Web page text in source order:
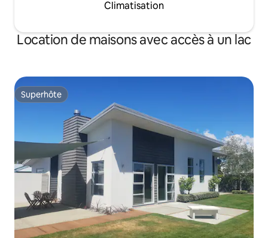
Climatisation
Location de maisons avec accès à un lac
Superhôte
Superhôte